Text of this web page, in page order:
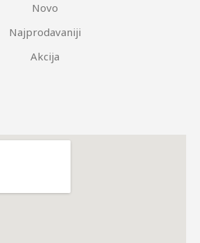
Novo
Najprodavaniji
Akcija